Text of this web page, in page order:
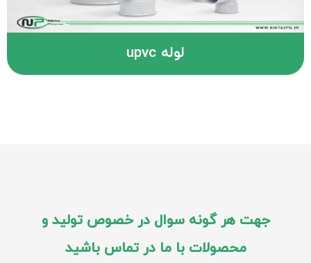
لوله upvc
جهت هر گونه سوال در خصوص تولید و
محصولات با ما در تماس باشید